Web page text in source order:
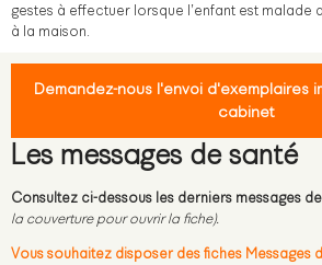
gestes à effectuer lorsque l’enfant est malade
à la maison.
Les messages de santé
Consultez ci-dessous les derniers messages
la couverture pour ouvrir la fiche).
Vous souhaitez disposer des fiches Messages
Demandez-nous l'envoi d'exemplaires
cabinet